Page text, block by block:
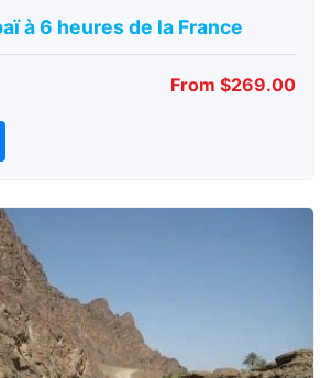
à 6 heures de la France
From $269.00